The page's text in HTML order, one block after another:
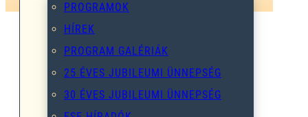
PROGRAMOK
HÍREK
PROGRAM GALÉRIÁK
25 ÉVES JUBILEUMI ÜNNEPSÉG
30 ÉVES JUBILEUMI ÜNNEPSÉG